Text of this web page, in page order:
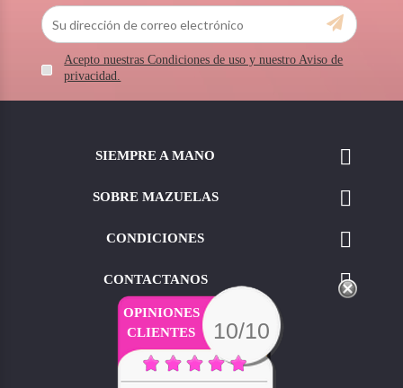
Acepto nuestras Condiciones de uso y nuestro Aviso de
privacidad.
SIEMPRE A MANO 
SOBRE MAZUELAS 
CONDICIONES 
CONTACTANOS 
OPINIONES
CLIENTES
10/10